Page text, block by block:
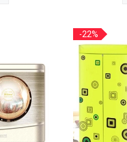
-22%